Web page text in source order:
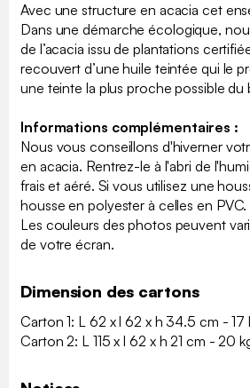
Avec une structure en acacia cet
Dans une démarche écologique,
de l’acacia issu de plantations
recouvert d’une huile teintée qui le
une teinte la plus proche possible du
Informations complémentaires :
Nous vous conseillons d'hiverner
en acacia. Rentrez-le à l'abri de
frais et aéré. Si vous utilisez une
housse en polyester à celles en PVC.
Les couleurs des photos peuvent
de votre écran.
Dimension des cartons
Carton 1: L 62 x l 62 x h 34.5 cm - 17
Carton 2: L 115 x l 62 x h 21 cm - 20